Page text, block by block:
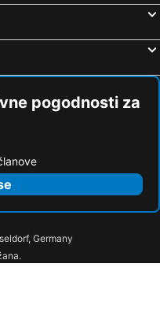
pogodnosti za
Germany